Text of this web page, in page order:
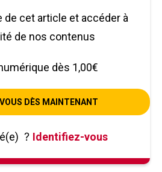
de cet article et accéder à
de nos contenus
dès 1,00€
DÈS MAINTENANT
? Identifiez-vous